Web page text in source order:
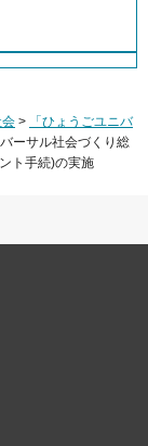
会 >
「ひょうごユニバ
ーサル社会づくり総
ト手続)の実施